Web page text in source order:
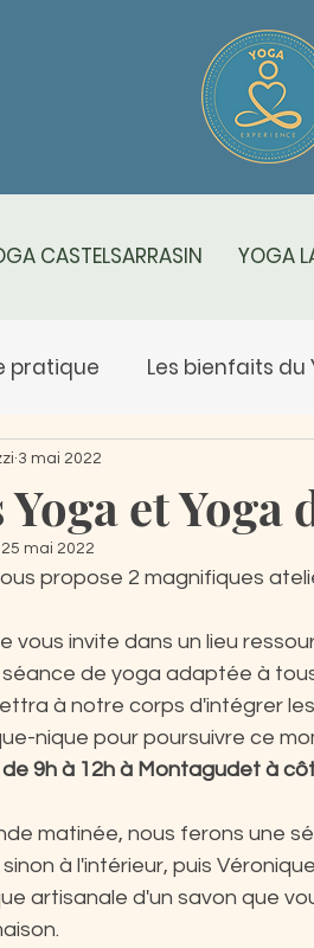
CASTELSARRASIN YOGA
pratique Les bienfaits du
Les spécificités du yoga
et Yoga
3 mai 2022
25 mai 2022
propose 2 magnifiques
vous invite dans un lieu
de yoga adaptée à
à notre corps d'intégrer
nique pour poursuivre ce
de 9h à 12h à Montagudet à
matinée, nous ferons une
à l'intérieur, puis
artisanale d'un savon que